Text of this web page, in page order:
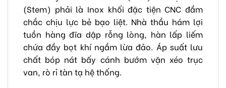
(Stem) phải là Inox khối đặc tiện CNC đầm
chắc chịu lực bẻ bạo liệt. Nhà thầu hám lợi
tuồn hàng đĩa dập rỗng lòng, hàn lấp liếm
chứa đầy bọt khí ngầm lừa đảo. Áp suất lưu
chất bóp nát bấy cánh bướm vặn xéo trục
van, rò rỉ tàn tạ hệ thống.